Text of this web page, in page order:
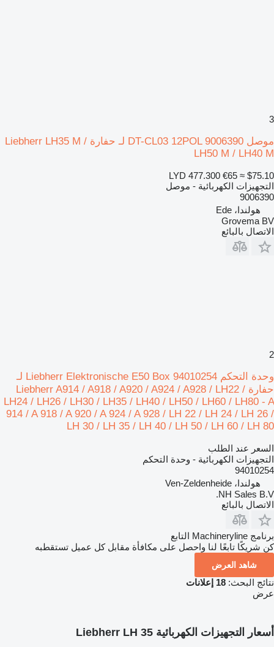
3
موصل DT-CL03 12POL 9006390 لـ حفارة Liebherr LH35 M /
LH50 M / LH40 M
LYD 477.300 €65 ≈ $75.10
التجهيزات الكهربائية - موصل
9006390
هولندا، Ede
Grovema BV
الاتصال بالبائع
2
وحدة التحكم Liebherr Elektronische E50 Box 94010254 لـ
حفارة Liebherr A914 / A918 / A920 / A924 / A928 / LH22 /
LH24 / LH26 / LH30 / LH35 / LH40 / LH50 / LH60 / LH80 - A
914 / A 918 / A 920 / A 924 / A 928 / LH 22 / LH 24 / LH 26 /
LH 30 / LH 35 / LH 40 / LH 50 / LH 60 / LH 80
السعر عند الطلب
التجهيزات الكهربائية - وحدة التحكم
94010254
هولندا، Ven-Zeldenheide
NH Sales B.V.
الاتصال بالبائع
برنامج Machineryline التابع
كن شريكًا تابعًا لنا واحصل على مكافأة مقابل كل عميل تستقطبه
شاهد العرض
نتائج البحث: 18 إعلانات
عرض
أسعار التجهيزات الكهربائية Liebherr LH 35